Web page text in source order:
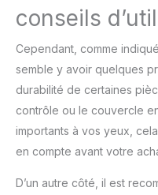
conseils
Cependant, comme
semble y avoir quelques
durabilité de certaines
contrôle ou le couvercle
importants à vos yeux,
en compte avant votre
D’un autre côté, il est